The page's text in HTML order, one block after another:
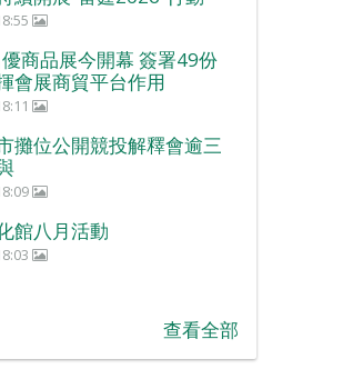
商品展今開幕 簽署49份
會展商貿平台作用
攤位公開競投解釋會逾三
館八月活動
查看全部